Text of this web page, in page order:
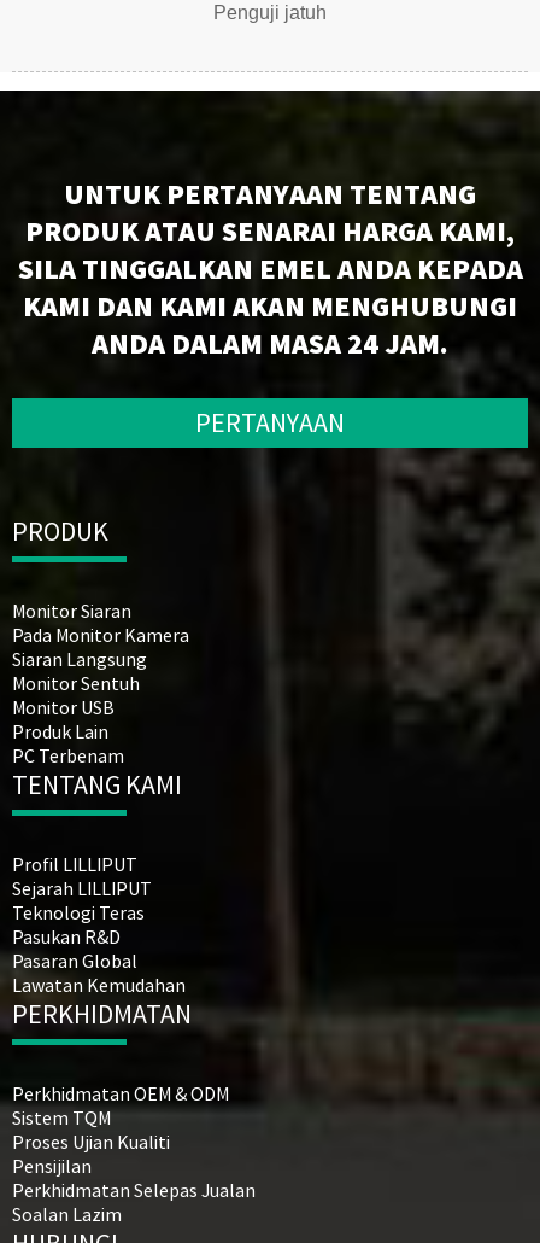
Penguji jatuh
UNTUK PERTANYAAN TENTANG
PRODUK ATAU SENARAI HARGA KAMI,
SILA TINGGALKAN EMEL ANDA KEPADA
KAMI DAN KAMI AKAN MENGHUBUNGI
ANDA DALAM MASA 24 JAM.
PERTANYAAN
PRODUK
Monitor Siaran
Pada Monitor Kamera
Siaran Langsung
Monitor Sentuh
Monitor USB
Produk Lain
PC Terbenam
TENTANG KAMI
Profil LILLIPUT
Sejarah LILLIPUT
Teknologi Teras
Pasukan R&D
Pasaran Global
Lawatan Kemudahan
PERKHIDMATAN
Perkhidmatan OEM & ODM
Sistem TQM
Proses Ujian Kualiti
Pensijilan
Perkhidmatan Selepas Jualan
Soalan Lazim